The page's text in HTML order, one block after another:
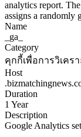
analytics report.
assigns a randomly
Name
_ga_
Category
คุกกี้เพื่อการวิเคร
Host
Duration
1 Year
Description
Google Analytics